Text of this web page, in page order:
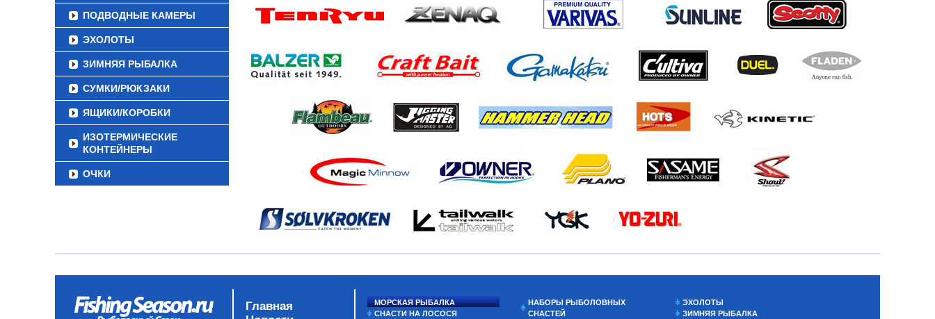
ПОДВОДНЫЕ КАМЕРЫ
ЭХОЛОТЫ
ЗИМНЯЯ РЫБАЛКА
СУМКИ/РЮКЗАКИ
ЯЩИКИ/КОРОБКИ
ИЗОТЕРМИЧЕСКИЕ
КОНТЕЙНЕРЫ
ОЧКИ
Главная
МОРСКАЯ РЫБАЛКА
СНАСТИ НА ЛОСОСЯ
НАБОРЫ РЫБОЛОВНЫХ
СНАСТЕЙ
ЭХОЛОТЫ
ЗИМНЯЯ РЫБАЛКА